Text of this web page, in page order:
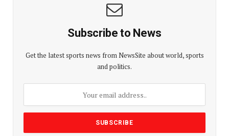
Subscribe to News
Get the latest sports news from NewsSite about world, sports
and politics.